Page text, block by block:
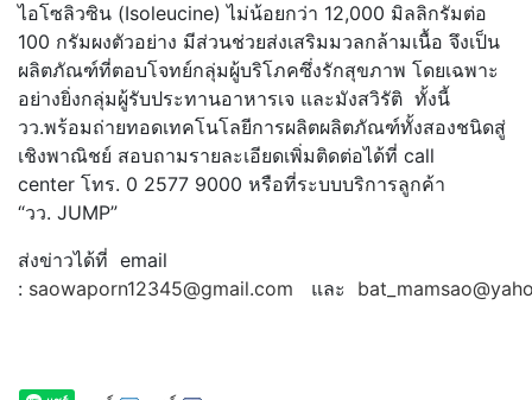
ไอโซลิวซิน (Isoleucine) ไม่น้อยกว่า 12,000 มิลลิกรัมต่อ
100 กรัมผงตัวอย่าง มีส่วนช่วยส่งเสริมมวลกล้ามเนื้อ จึงเป็น
ผลิตภัณฑ์ที่ตอบโจทย์กลุ่มผู้บริโภคซึ่งรักสุขภาพ โดยเฉพาะ
อย่างยิ่งกลุ่มผู้รับประทานอาหารเจ และมังสวิรัติ ทั้งนี้
วว.พร้อมถ่ายทอดเทคโนโลยีการผลิตผลิตภัณฑ์ทั้งสองชนิดสู่
เชิงพาณิชย์ สอบถามรายละเอียดเพิ่มติดต่อได้ที่ call
center โทร. 0 2577 9000 หรือที่ระบบบริการลูกค้า
“วว. JUMP”
ส่งข่าวได้ที่ email
: saowaporn12345@gmail.com และ